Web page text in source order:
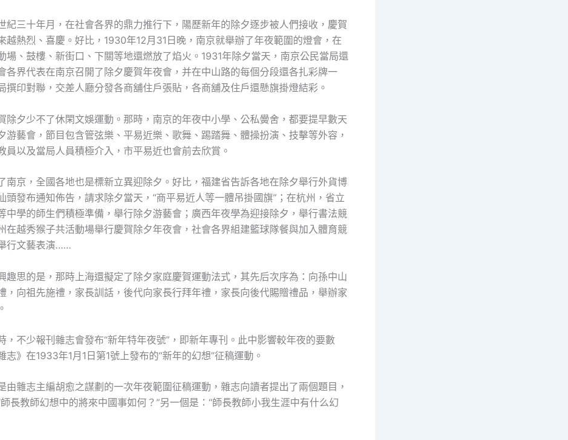
紀三十年月，在社會各界的鼎力推行下，陽歷新年的除夕逐步被人們接收，慶賀
越熱烈、喜慶。好比，1930年12月31日晚，南京就舉辦了年夜範圍的燈會，在
場、鼓樓、新街口、下關等地還燃放了焰火。1931年除夕當天，南京公民當局還
各界代表在南京召開了除夕慶賀年夜會，并在中山路的每個分段還各扎彩牌一
撰印對聯，交差人廳分發各商舖住戶張貼，各商舖及住戶還懸旗掛燈結彩。
除夕少不了休閑文娛運動。那時，南京的年夜中小學、公私黌舍，都要提早數天
游藝會，節目包含管弦樂、平易近樂、歌舞、踢踏舞、體操扮演、技擊等外容，
員以及當局人員積極介入，市平易近也會前去欣賞。
南京，全國各地也是標新立異迎除夕。好比，福建省告訴各地在除夕舉行外貨博
頭發布通知佈告，請求除夕當天，“商平易近人等一體吊掛國旗”；在杭州，省立
中學的師生們積極準備，舉行除夕游藝會；廣西年夜學為迎接除夕，舉行書法競
在越秀猴子共活動場舉行慶賀除夕年夜會，社會各界組建籃球隊餐與加入體育競
行文藝表演……
趣思的是，那時上海還擬定了除夕家庭慶賀運動法式，其先后次序為：向孫中山
，向祖先施禮，家長訓話，後代向家長行拜年禮，家長向後代賜贈禮品，舉辦家
，不少報刊雜志會發布“新年特年夜號”，即新年專刊。此中影響較年夜的要數
志》在1933年1月1日第1號上發布的“新年的幻想”征稿運動。
由雜志主編胡愈之謀劃的一次年夜範圍征稿運動，雜志向讀者提出了兩個題目，
長教師幻想中的將來中國事如何？”另一個是：“師長教師小我生涯中有什么幻